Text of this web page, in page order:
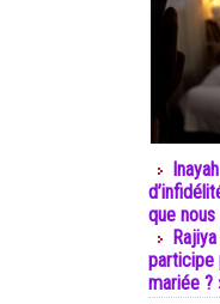
que
participe
mariée ?